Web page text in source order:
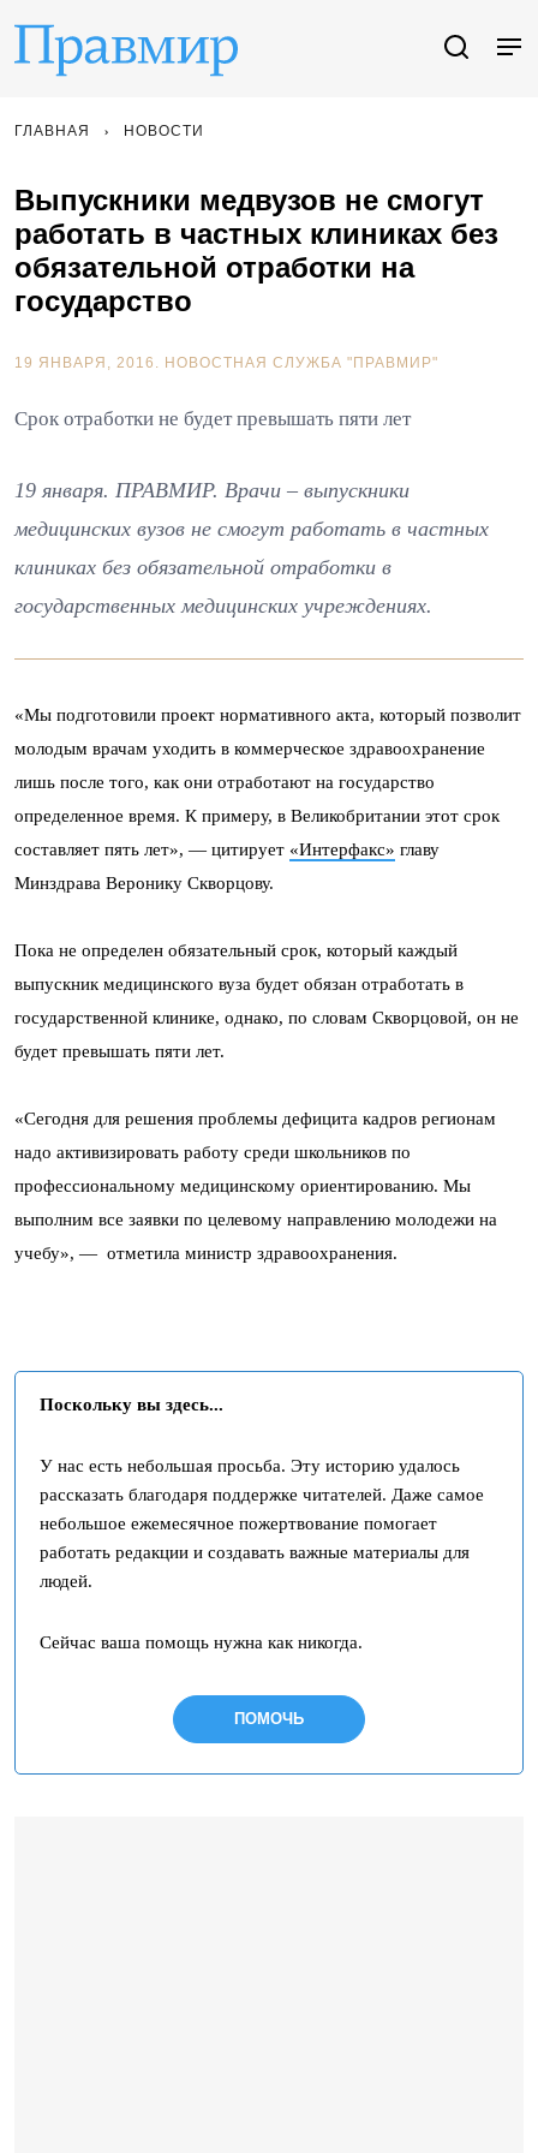
ГЛАВНАЯ НОВОСТИ
Выпускники медвузов не смогут
работать в частных клиниках без
обязательной отработки на
государство
19 ЯНВАРЯ, 2016. НОВОСТНАЯ СЛУЖБА "ПРАВМИР"
Срок отработки не будет превышать пяти лет
19 января. ПРАВМИР. Врачи – выпускники
медицинских вузов не смогут работать в частных
клиниках без обязательной отработки в
государственных медицинских учреждениях.
«Мы подготовили проект нормативного акта, который позволит
молодым врачам уходить в коммерческое здравоохранение
лишь после того, как они отработают на государство
определенное время. К примеру, в Великобритании этот срок
составляет пять лет», — цитирует «Интерфакс» главу
Минздрава Веронику Скворцову.
Пока не определен обязательный срок, который каждый
выпускник медицинского вуза будет обязан отработать в
государственной клинике, однако, по словам Скворцовой, он не
будет превышать пяти лет.
«Сегодня для решения проблемы дефицита кадров регионам
надо активизировать работу среди школьников по
профессиональному медицинскому ориентированию. Мы
выполним все заявки по целевому направлению молодежи на
учебу», — отметила министр здравоохранения.
Поскольку вы здесь...
У нас есть небольшая просьба. Эту историю удалось
рассказать благодаря поддержке читателей. Даже самое
небольшое ежемесячное пожертвование помогает
работать редакции и создавать важные материалы для
людей.
Сейчас ваша помощь нужна как никогда.
ПОМОЧЬ